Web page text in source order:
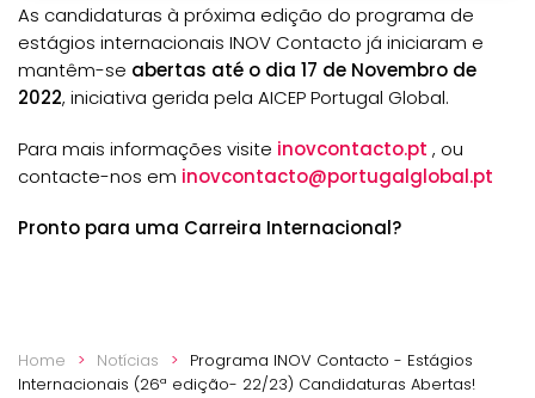
As candidaturas à próxima edição do programa de
estágios internacionais INOV Contacto já iniciaram e
mantêm-se abertas até o dia 17 de Novembro de
2022, iniciativa gerida pela AICEP Portugal Global.
Para mais informações visite inovcontacto.pt , ou
contacte-nos em inovcontacto@portugalglobal.pt
Pronto para uma Carreira Internacional?
Home Notícias
Programa INOV Contacto - Estágios
Internacionais (26ª edição- 22/23) Candidaturas Abertas!